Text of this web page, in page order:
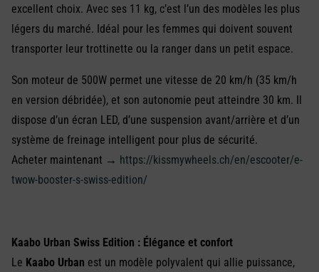
excellent choix. Avec ses 11 kg, c’est l’un des modèles les plus
légers du marché. Idéal pour les femmes qui doivent souvent
transporter leur trottinette ou la ranger dans un petit espace.
Son moteur de 500W permet une vitesse de 20 km/h (35 km/h
en version débridée), et son autonomie peut atteindre 30 km. Il
dispose d’un écran LED, d’une suspension avant/arrière et d’un
système de freinage intelligent pour plus de sécurité.
Acheter maintenant → https://kissmywheels.ch/en/escooter/e-
twow-booster-s-swiss-edition/
Kaabo Urban Swiss Edition : Élégance et confort
Le Kaabo Urban est un modèle polyvalent qui allie puissance,